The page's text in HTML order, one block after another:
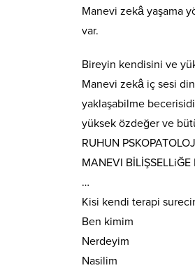
Manevi zekâ yaşama
var.
Bireyin kendisini ve
Manevi zekâ iç sesi
yaklaşabilme
yüksek özdeğer ve
RUHUN
MANEVI
…
Kisi kendi terapi
Ben kimim
Nerdeyim
Nasilim